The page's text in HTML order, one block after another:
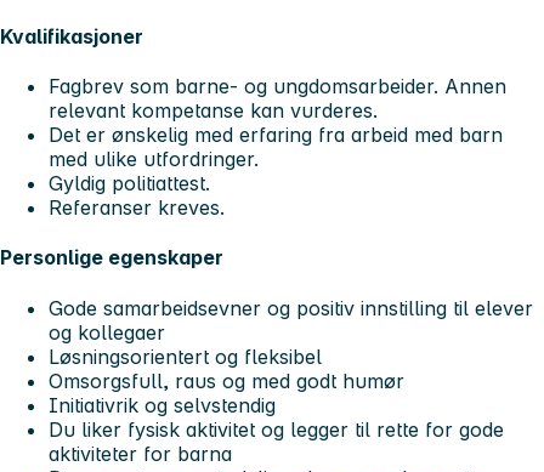
Kvalifikasjoner
Fagbrev som barne- og ungdomsarbeider. Annen
relevant kompetanse kan vurderes.
Det er ønskelig med erfaring fra arbeid med barn
med ulike utfordringer.
Gyldig politiattest.
Referanser kreves.
Personlige egenskaper
Gode samarbeidsevner og positiv innstilling til elever
og kollegaer
Løsningsorientert og fleksibel
Omsorgsfull, raus og med godt humør
Initiativrik og selvstendig
Du liker fysisk aktivitet og legger til rette for gode
aktiviteter for barna